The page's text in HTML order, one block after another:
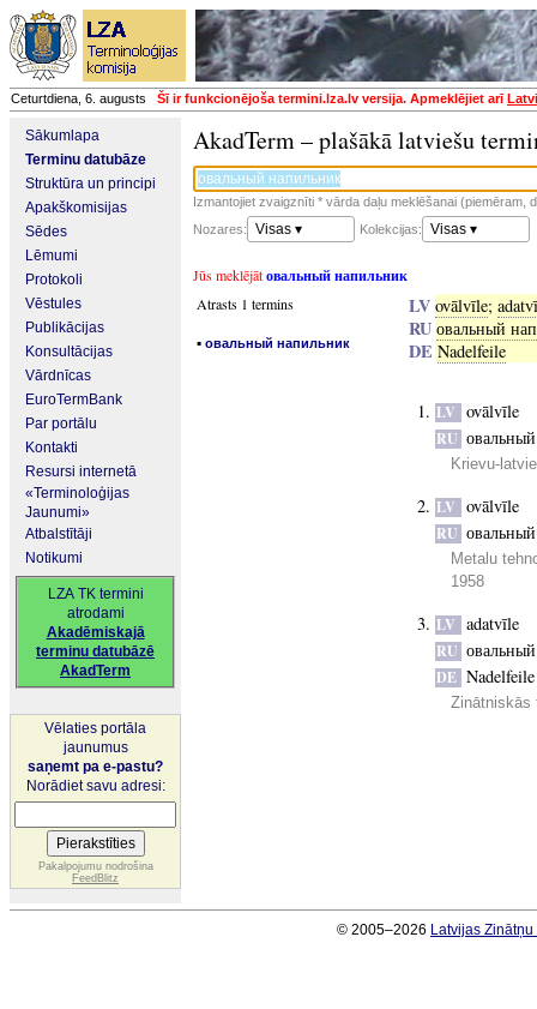
Ceturtdiena, 6. augusts Šī ir funkcionējoša termini.lza.lv versija. Apmeklējiet arī
Sākumlapa
Terminu datubāze
Struktūra un principi
Apakškomisijas
Sēdes
Lēmumi
Protokoli
Vēstules
Publikācijas
Konsultācijas
Vārdnīcas
EuroTermBank
Par portālu
Kontakti
Resursi internetā
«Terminoloģijas
Jaunumi»
Atbalstītāji
Notikumi
LZA TK termini
atrodami
Akadēmiskajā
terminu datubāzē
AkadTerm
Vēlaties portāla
jaunumus
saņemt pa e-pastu?
Norādiet savu adresi:
Pakalpojumu nodrošina
FeedBlitz
AkadTerm – plašākā latviešu
Izmantojiet zvaigznīti * vārda daļu meklēšanai (piemēram,
Nozares:
Visas ▾ Kolekcijas: Visas ▾
Jūs meklējātовальный напильник
Atrasts 1 termins
▪ овальный напильник
LV ovālvīle;
RU овальный
DE Nadelfeile
LV ovālvīle
RU
Krievu-
LV ovālvīle
RU
Metalu
1958
LV adatvīle
RU
DE Nadelfeile
Zinātniskās
© 2005–2026 Latvijas